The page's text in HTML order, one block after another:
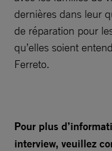
dernières dans leur
de réparation pour
qu’elles soient
Ferreto.
Pour plus
interview, veuillez